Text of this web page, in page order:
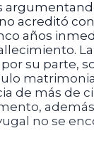
acreditó
años
La
su parte,
de más de
no se